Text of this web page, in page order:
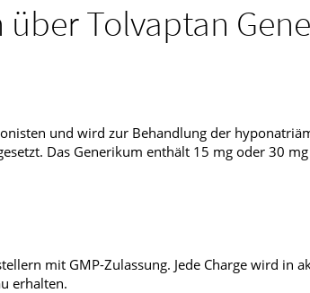
Tolvaptan
und wird zur Behandlung der
Das Generikum enthält 15 mg oder 30
mit GMP-Zulassung. Jede Charge wird in
erhalten.